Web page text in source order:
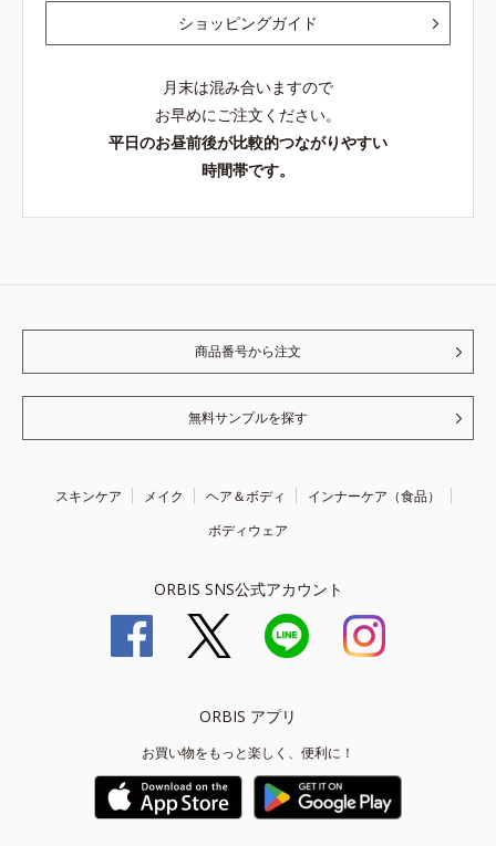
ショッピングガイド
月末は混み合いますので
お早めにご注文ください。
平日のお昼前後が比較的つながりやすい
時間帯です。
商品番号から注文
無料サンプルを探す
スキンケア メイク ヘア＆ボディ
インナーケア（食品）
ボディウェア
ORBIS SNS公式アカウント
ORBIS アプリ
お買い物をもっと楽しく、便利に！